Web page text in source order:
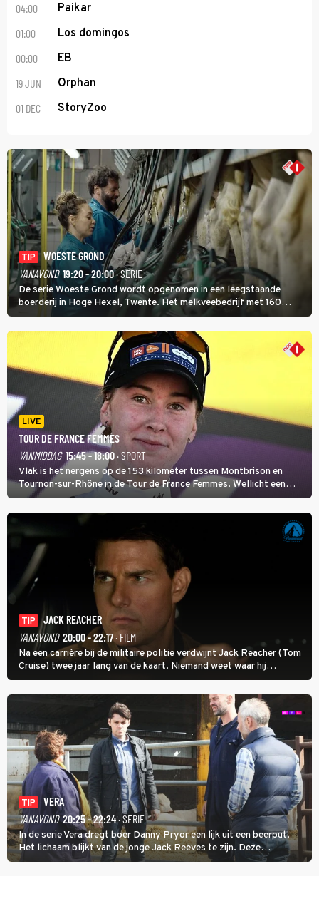
04:00 Paikar
01:00 Los domingos
00:00 EB
19 JUN Orphan
01 DEC StoryZoo
TIP
WOESTE GROND
VANAVOND 19:20 - 20:00· SERIE
De serie Woeste Grond wordt opgenomen in een leegstaande
boerderij in Hoge Hexel, Twente. Het melkveebedrijf met 160
koeien moest sluiten, omdat het dicht bij een Natura 2000-gebied
ligt. In de serie heerst er een gevaarlijke veeziekte.
LIVE
TOUR DE FRANCE FEMMES
VANMIDDAG 15:45 - 18:00· SPORT
Vlak is het nergens op de 153 kilometer tussen Montbrison en
Tournon-sur-Rhône in de Tour de France Femmes. Wellicht een
kans voor Nienke Vinke, die vorig jaar de witte trui won.
TIP
JACK REACHER
VANAVOND 20:00 - 22:17· FILM
Na een carrière bij de militaire politie verdwijnt Jack Reacher (Tom
Cruise) twee jaar lang van de kaart. Niemand weet waar hij
uithangt, totdat moordverdachte James Barr naar hem vraagt.
TIP
VERA
VANAVOND 20:25 - 22:24· SERIE
In de serie Vera dregt boer Danny Pryor een lijk uit een beerput.
Het lichaam blijkt van de jonge Jack Reeves te zijn. Deze
homoseksuele woonwagenbewoner had gebroken met zijn familie